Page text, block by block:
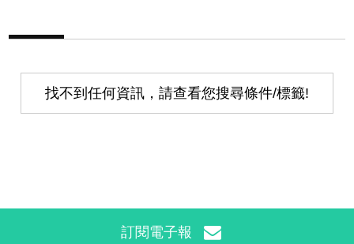
找不到任何資訊，請查看您搜尋條件/標籤!
訂閱電子報